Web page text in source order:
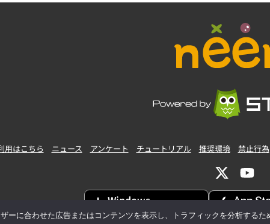
用はこちら ニュース アンケート チュートリアル 推奨環境 禁止行為
Windows
すぐに、アプリダウンロード
ーに合わせた広告またはコンテンツを表示し、トラフィックを分析す